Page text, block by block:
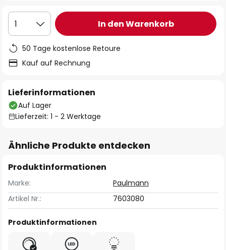
1 In den Warenkorb
50 Tage kostenlose Retoure
Kauf auf Rechnung
Lieferinformationen
Auf Lager
Lieferzeit: 1 - 2 Werktage
Ähnliche Produkte entdecken
Produktinformationen
Marke:
Paulmann
Artikel Nr.:
7603080
Produktinformationen